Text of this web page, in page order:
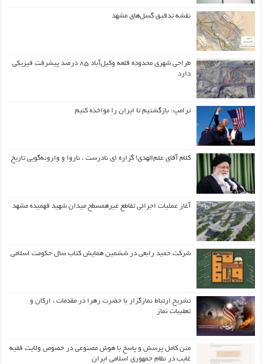
نقشه تدقیق گسل‌های مشهد
طراحی شهری محدوده قلعه وکیل‌آباد ۸۵ درصد پیشرفت فیزیکی
دارد
ترامپ: بازگشتیم تا ایران را مواخذه کنیم
کلام آقای علم‌الهدی! گزاره ای نادرست ، ناروا و وارونه‌گویی تاریخ
آغاز عملیات اجرائی تقاطع غیرهمسطح میدان شهید فهمیده مشهد
شرکت حمید رابعی در ششمین همایش کتاب سال حکومت اسلامی
تشریح ارتباط نمازگزار با حضرت زهرا در مقدمات ، ارکان و
تعقیبات نماز
متن کامل پرسش و پاسخ با هوش مصنوعی در خصوص ولایت فقیه
غایب در نظام جمهوری اسلامی ایران